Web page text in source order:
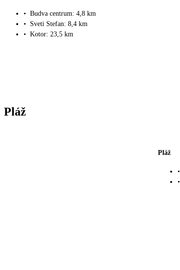
• Budva centrum: 4,8 km
•
Sveti Stefan: 8,4 km
• Kotor: 23,5 km
Pláž
Pláž
•
•